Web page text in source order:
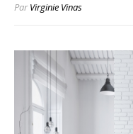
ParVirginie Vinas